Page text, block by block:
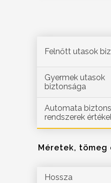
Felnőtt utasok
Gyermek utasok
biztonsága
Automata
rendszerek
Méretek,
Hossza